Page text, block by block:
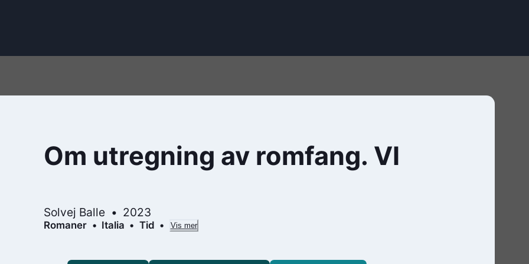
Om utregning av romfang. VI
Solvej Balle 2023
Romaner Italia Tid Vis mer